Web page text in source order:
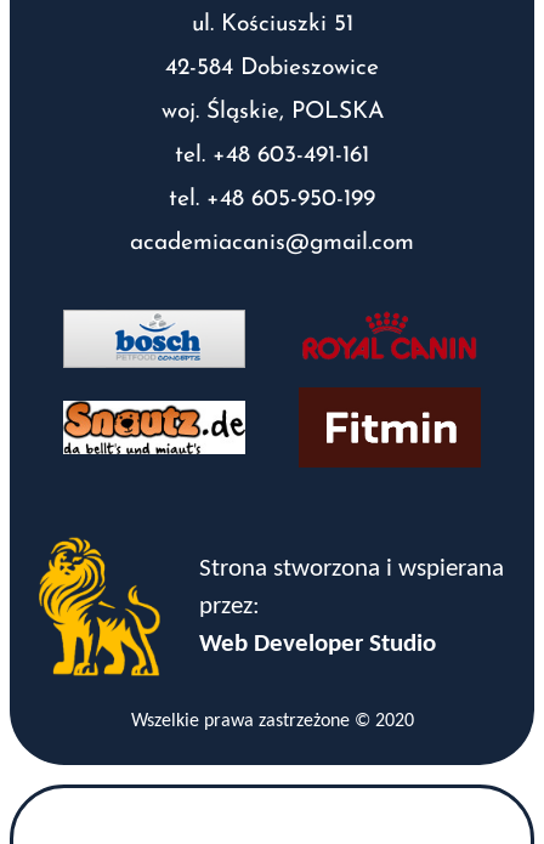
ul. Kościuszki 51
42-584 Dobieszowice
woj. Śląskie, POLSKA
tel. +48 603-491-161
tel. +48 605-950-199
academiacanis@gmail.com
Strona stworzona i wspierana
przez:
Web Developer Studio
Wszelkie prawa zastrzeżone © 2020